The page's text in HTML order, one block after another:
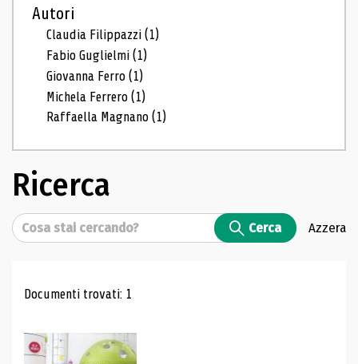
Autori
Claudia Filippazzi(1)
Fabio Guglielmi(1)
Giovanna Ferro(1)
Michela Ferrero(1)
Raffaella Magnano(1)
Ricerca
Cerca Cerca Azzera
Risultati di ricerca
Documenti trovati: 1